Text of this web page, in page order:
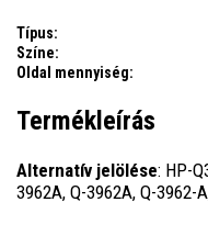
Típus:
Színe:
Oldal mennyiség:
Termékleírás
Alternatív jelölése: HP-
3962A, Q-3962A, Q-3962-